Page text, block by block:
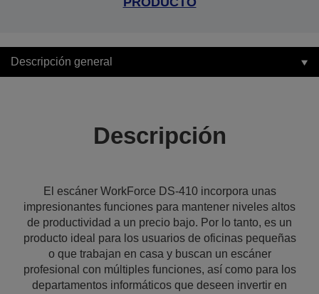
Descripción general
Descripción
El escáner WorkForce DS-410 incorpora unas
impresionantes funciones para mantener niveles altos
de productividad a un precio bajo. Por lo tanto, es un
producto ideal para los usuarios de oficinas pequeñas
o que trabajan en casa y buscan un escáner
profesional con múltiples funciones, así como para los
departamentos informáticos que deseen invertir en